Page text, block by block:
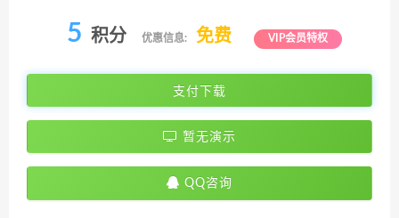
5 积分 优惠信息: 免费 VIP会员特权
支付下载
暂无演示
QQ咨询